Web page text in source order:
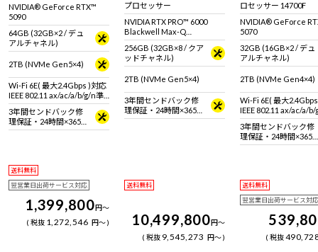
NVIDIA® GeForce RTX™
5090
64GB (32GB×2 / デュ
アルチャネル)
2TB (NVMe Gen5×4)
Wi-Fi 6E( 最大2.4Gbps )対応
IEEE 802.11 ax/ac/a/b/g/n準
拠 ＋ Bluetooth 5内蔵
3年間センドバック修
理保証・24時間×365
日電話サポート
送料無料
翌営業日出荷サービス対応
1,399,800円～
税抜 1,272,546 円～
プロセッサー
NVIDIA RTX PRO™ 6000
Blackwell Max-Q
Workstation Edition × 2基
256GB (32GB×8 / クア
ッドチャネル)
2TB (NVMe Gen5×4)
3年間センドバック修
理保証・24時間×365
日電話サポート
送料無料
10,499,800円～
税抜 9,545,273 円～
ロセッサー 14700F
NVIDIA® GeForce
5070
32GB (16GB×2 / デュ
アルチャネル)
2TB (NVMe Gen4×4)
Wi-Fi 6E( 最大
IEEE 802.11 ax/ac/a/
拠 ＋ Bluetooth 5内蔵
3年間センドバック修
理保証・24時間×365
日電話サポート
送料無料
翌営業日出荷サービス対応
税抜